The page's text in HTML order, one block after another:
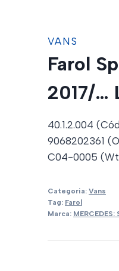
VANS
Farol
2017/…
40.1.2.004
9068202361
C04-0005
Categoria: Vans
Tag: Farol
Marca: MERCEDES: